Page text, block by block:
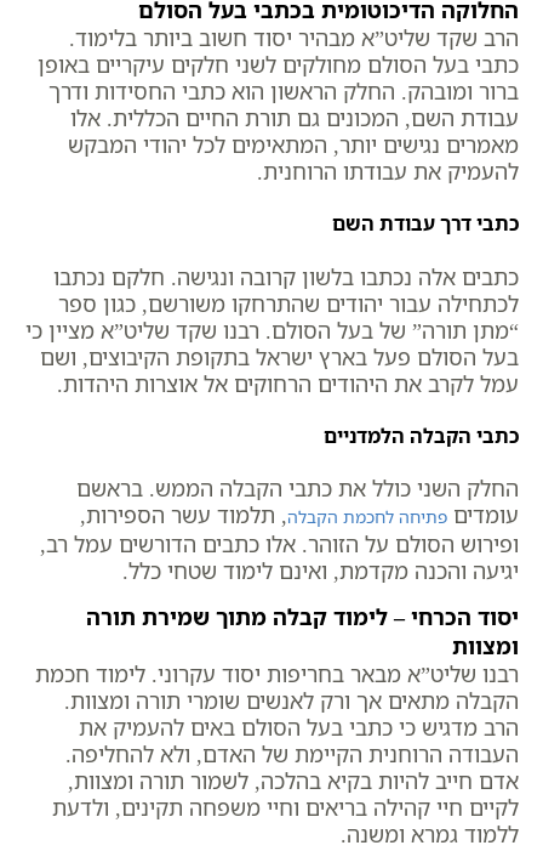
החלוקה הדיכוטומית בכתבי בעל הסולם
הרב שקד שליט”א מבהיר יסוד חשוב ביותר בלימוד.
כתבי בעל הסולם מחולקים לשני חלקים עיקריים באופן
ברור ומובהק. החלק הראשון הוא כתבי החסידות ודרך
עבודת השם, המכונים גם תורת החיים הכללית. אלו
מאמרים נגישים יותר, המתאימים לכל יהודי המבקש
להעמיק את עבודתו הרוחנית.
כתבי דרך עבודת השם
כתבים אלה נכתבו בלשון קרובה ונגישה. חלקם נכתבו
לכתחילה עבור יהודים שהתרחקו משורשם, כגון ספר
“מתן תורה” של בעל הסולם. רבנו שקד שליט”א מציין כי
בעל הסולם פעל בארץ ישראל בתקופת הקיבוצים, ושם
עמל לקרב את היהודים הרחוקים אל אוצרות היהדות.
כתבי הקבלה הלמדניים
החלק השני כולל את כתבי הקבלה הממש. בראשם
עומדים פתיחה לחכמת הקבלה, תלמוד עשר הספירות,
ופירוש הסולם על הזוהר. אלו כתבים הדורשים עמל רב,
יגיעה והכנה מקדמת, ואינם לימוד שטחי כלל.
יסוד הכרחי – לימוד קבלה מתוך שמירת תורה
ומצוות
רבנו שליט”א מבאר בחריפות יסוד עקרוני. לימוד חכמת
הקבלה מתאים אך ורק לאנשים שומרי תורה ומצוות.
הרב מדגיש כי כתבי בעל הסולם באים להעמיק את
העבודה הרוחנית הקיימת של האדם, ולא להחליפה.
אדם חייב להיות בקיא בהלכה, לשמור תורה ומצוות,
לקיים חיי קהילה בריאים וחיי משפחה תקינים, ולדעת
ללמוד גמרא ומשנה.